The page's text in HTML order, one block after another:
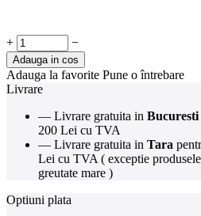
+ −
Adauga in cos
Adauga la favorite Pune o întrebare
Livrare
— Livrare gratuita in Bucuresti
200 Lei cu TVA
— Livrare gratuita in Tara
Lei cu TVA ( exceptie
greutate mare )
Optiuni plata